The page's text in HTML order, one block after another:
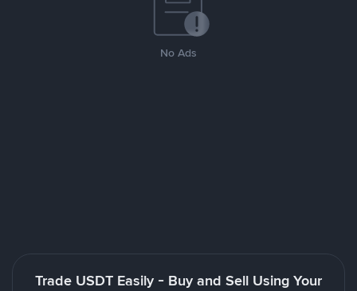
No Ads
Trade USDT Easily - Buy and Sell Using Your